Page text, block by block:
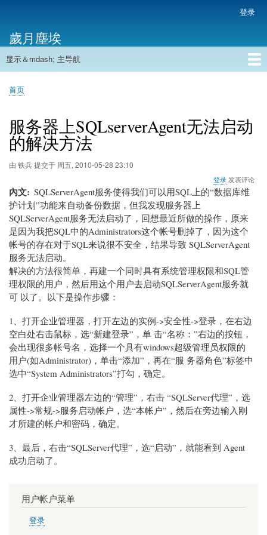
主
内
帐
户
菜
单
登录
歲月塵埃
主
航
显示＆mdash; 主导航
首页
面
屑
首页
服务器上SQLserverAgent无法启动
的解决方法
由 铁兵提交于 周五, 2010-05-28 23:10
登录 发表评论
內文
SQLServerAgent服务使得我们可以用SQL上的“数据库维
护计划”功能来自动备份数据，但我发现服务器上
SQLServerAgent服务无法启动了，回想最近所做的操作，原来
是因为我把SQL中的Administrators这个帐号删掉了，因为这个
帐号的存在对于SQL来说很不安全，结果导致 SQLServerAgent
服务无法启动。
解决的方法很简单，再建一个同时具有系统管理权限和SQL管
理权限的用户，然后用这个用户去启动SQLServerAgent服务就
可 以了。以下是操作步骤：
1、打开企业管理器，打开左边的实例->安全性->登录，在右边
空白处右击鼠标，选“新建登录”，单 击“名称：”右边的按钮，
会出现很多帐号名，选择一个具有windows超级管理员权限的
用户(如Administrator)，单击“添加”，再在“服 务器角色”标签中
选中“System Administrators”打勾，确定。
2、打开企业管理器左边的“管理”，右击 “SQLServer代理”，选
属性->常规->服务启动帐户，选“本帐户”，然后在旁边输入刚
才所建的帐户和密码，确定。
3、最后，右击“SQLServer代理”，选“启动”，就能看到 Agent
成功启动了。
用户帐户菜单
登录